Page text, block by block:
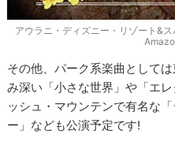
アウラニ・ディズニー・リゾート&
その他、パーク系楽曲として
み深い「小さな世界」や「エ
ッシュ・マウンテンで有名な
ー」なども公演予定です!